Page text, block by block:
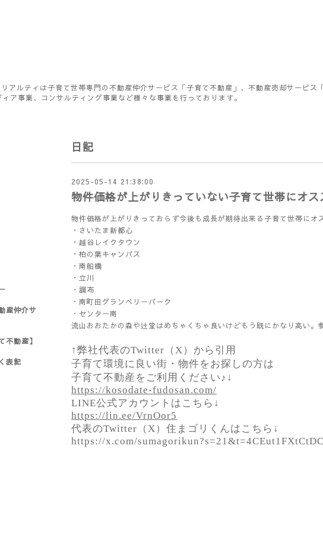
アルティは子育て世帯専門の不動産仲介サービス「子育て不動産」、不動産売却サービス
ア事業、コンサルティング事業など様々な事業を行っております。
日記
2025-05-14 21:38:00
物件価格が上がりきっていない子育て世帯にオス
物件価格が上がりきっておらず今後も成長が期待出来る子育て世帯にオ
・さいたま新都心
・越谷レイクタウン
・柏の葉キャンパス
・南船橋
・立川
・調布
・南町田グランベリーパーク
・センター南
流山おおたかの森や辻堂はめちゃくちゃ良いけどもう既にかなり高い。
↑弊社代表のTwitter（X）から引用
子育て環境に良い街・物件をお探しの方は
子育て不動産をご利用ください♪↓
https://kosodate-fudosan.com/
LINE公式アカウントはこちら↓
https://lin.ee/VrnOor5
代表のTwitter（X）住まゴリくんはこちら↓
https://x.com/
産仲介サ
不動産】
表記